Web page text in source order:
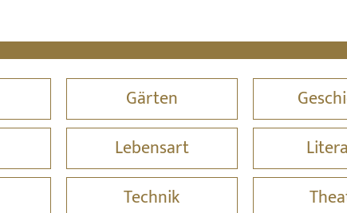
Gärten
Lebensart
Technik